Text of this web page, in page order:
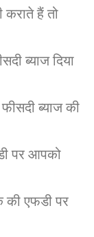
हैं तो
ब्याज दिया
ब्याज की
पर आपको
एफडी पर